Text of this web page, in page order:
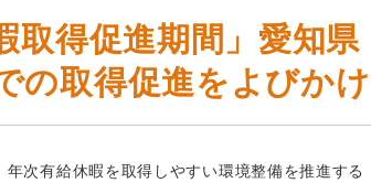
取得促進期間」愛知県
の取得促進をよびかけ
次有給休暇を取得しやすい環境整備を推進する